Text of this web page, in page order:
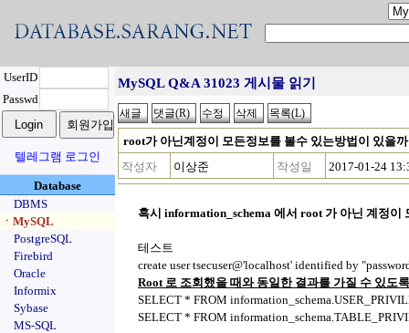
UserID
Passwd
텔레그램 로그인
Database
DBMS
ㆍMySQL
PostgreSQL
Firebird
Oracle
Informix
Sybase
MS-SQL
MySQL Q&A 31023 게시물 읽기
root가 아닌계정이 모든정보를 볼수 있는방법이 있을
작성자
이상준 작성일 2017-01-24
혹시 information_schema 에서 root가 아닌 계정이
테스트
create user tsecuser@'localhost' identified by
Root 로 조회했을 때와 동일한 결과를 가질 수 있도
SELECT * FROM
SELECT * FROM